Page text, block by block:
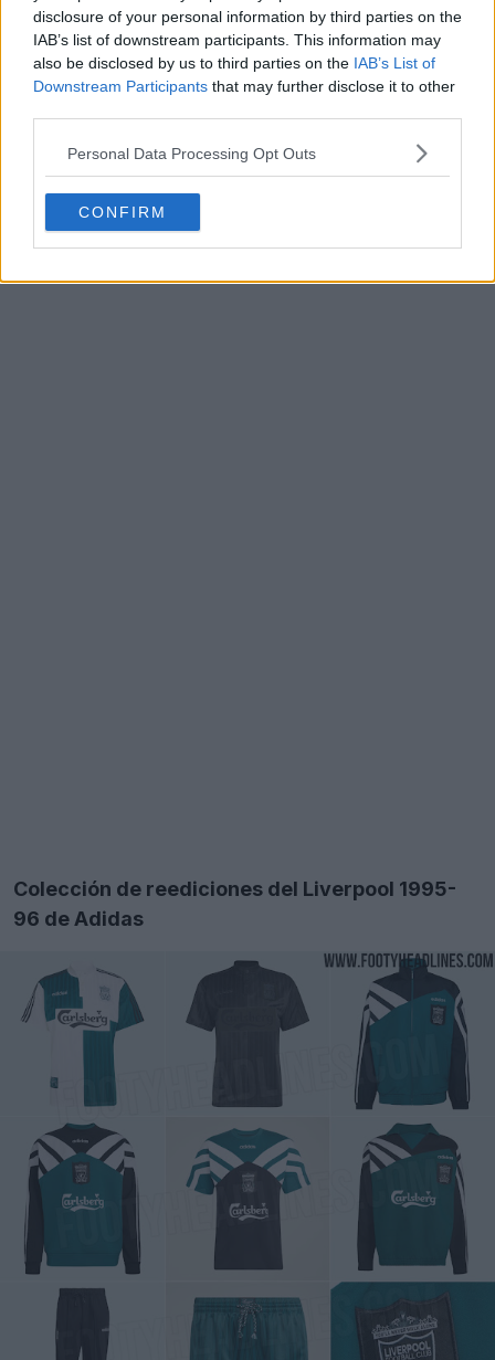
disclosure of your personal information by third parties on the
IAB’s list of downstream participants. This information may
also be disclosed by us to third parties on the IAB’s List of
Downstream Participants that may further disclose it to other
Personal Data Processing Opt Outs
CONFIRM
Colección de reediciones del Liverpool 1995-
96 de Adidas